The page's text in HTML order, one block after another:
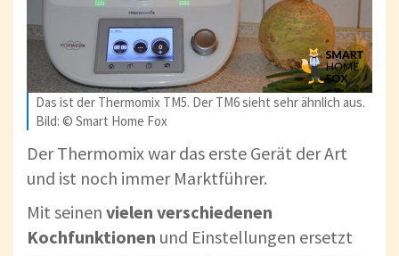
Das ist der Thermomix TM5. Der TM6 sieht sehr ähnlich aus.
Bild: © Smart Home Fox
Der Thermomix war das erste Gerät der Art
und ist noch immer Marktführer.
Mit seinen vielen verschiedenen
Kochfunktionen und Einstellungen ersetzt